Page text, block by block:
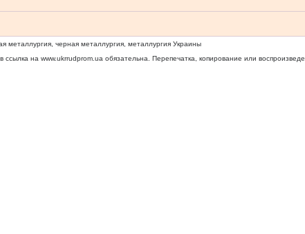
металлургия, черная металлургия, металлургия Украины
ссылка на www.ukrrudprom.ua обязательна. Перепечатка, копирование или